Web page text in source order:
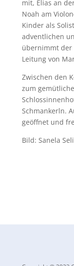
mit, Elias an
Noah am
Kinder als
adventlichen
übernimmt der
Leitung von
Zwischen den
zum
Schmankerln.
geöffnet und
Bild: Sanela